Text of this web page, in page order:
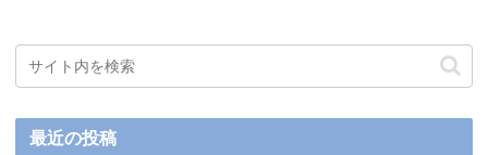
最近の投稿